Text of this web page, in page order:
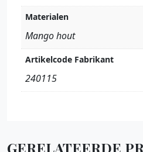
Materialen
Mango hout
Artikelcode Fabrikant
240115
GERELATEERDE